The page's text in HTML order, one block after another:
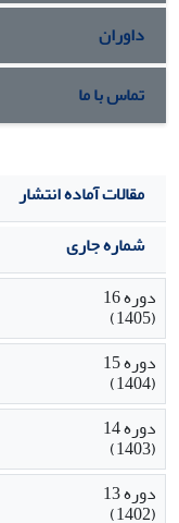
داوران
تماس با ما
مقالات آماده انتشار
شماره جاری
دوره 16
(1405)
دوره 15
(1404)
دوره 14
(1403)
دوره 13
(1402)